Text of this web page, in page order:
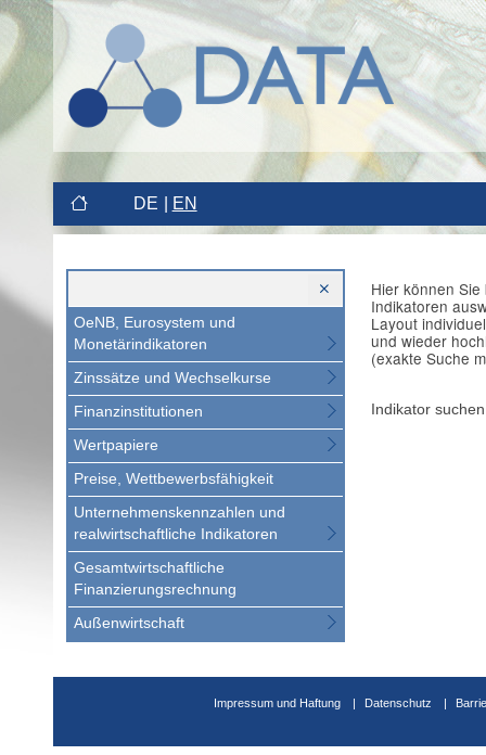
DE EN
OeNB, Eurosystem und
Monetärindikatoren
Zinssätze und Wechselkurse
Finanzinstitutionen
Wertpapiere
Preise, Wettbewerbsfähigkeit
Unternehmenskennzahlen und
realwirtschaftliche Indikatoren
Gesamtwirtschaftliche
Finanzierungsrechnung
Außenwirtschaft
Hier können
Indikatoren
Layout
und wieder
(exakte Suche
Indikator suchen
Impressum und Haftung Datenschutz